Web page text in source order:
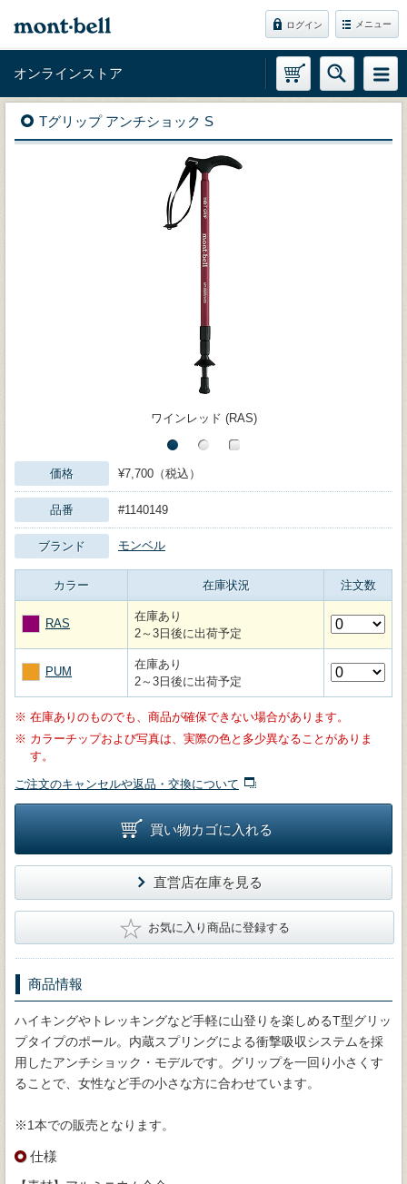
ログイン メニュー
オンラインストア
Tグリップ アンチショック S
ワインレッド (RAS)
価格 ¥7,700（税込）
品番 #1140149
ブランド モンベル
カラー 在庫状況 注文数
RAS
在庫あり
2～3日後に出荷予定
PUM
在庫あり
2～3日後に出荷予定
※ 在庫ありのものでも、商品が確保できない場合があります。
※ カラーチップおよび写真は、実際の色と多少異なることがありま
す。
ご注文のキャンセルや返品・交換について
買い物カゴに入れる
直営店在庫を見る
★ お気に入り商品に登録する
商品情報
ハイキングやトレッキングなど手軽に山登りを楽しめるT型グリッ
プタイプのポール。内蔵スプリングによる衝撃吸収システムを採
用したアンチショック・モデルです。グリップを一回り小さくす
ることで、女性など手の小さな方に合わせています。
※1本での販売となります。
仕様